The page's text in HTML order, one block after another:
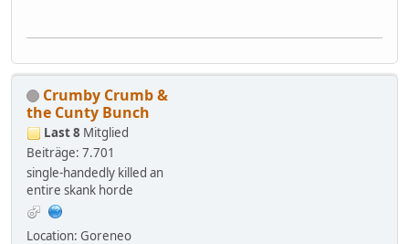
Crumby Crumb &
the Cunty Bunch
Last 8 Mitglied
Beiträge: 7.701
single-handedly killed an
entire skank horde
Location: Goreneo